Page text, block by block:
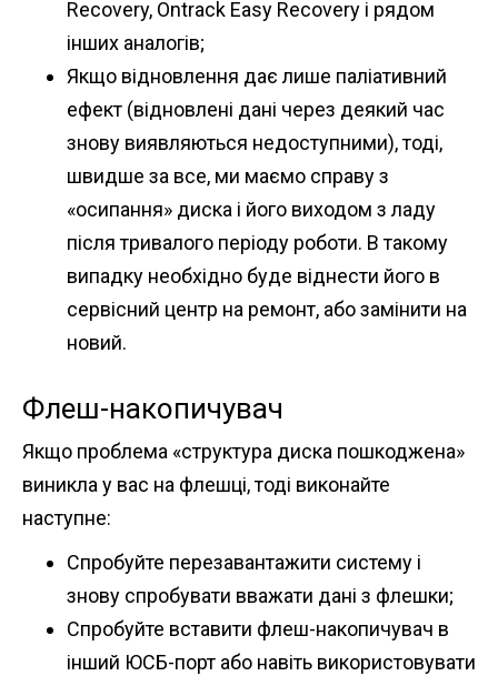
Recovery, Ontrack Easy Recovery і рядом
інших аналогів;
Якщо відновлення дає лише паліативний
ефект (відновлені дані через деякий час
знову виявляються недоступними), тоді,
швидше за все, ми маємо справу з
«осипання» диска і його виходом з ладу
після тривалого періоду роботи. В такому
випадку необхідно буде віднести його в
сервісний центр на ремонт, або замінити на
новий.
Флеш-накопичувач
Якщо проблема «структура диска пошкоджена»
виникла у вас на флешці, тоді виконайте
наступне:
Спробуйте перезавантажити систему і
знову спробувати вважати дані з флешки;
Спробуйте вставити флеш-накопичувач в
інший ЮСБ-порт або навіть використовувати